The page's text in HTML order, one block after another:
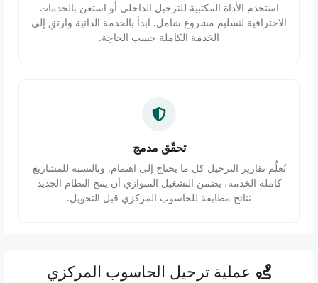
استخدم الأداة المكتبية للترحيل الداخلي أو استعن بالخدمات
الاحترافية لتسليم مشروع شامل. ابدأ بالخدمة الذاتية وارتقِ إلى
الخدمة الكاملة حسب الحاجة.
تحقّق مدمج
تُعلِّم تقارير الترحيل كل ما يحتاج إلى اهتمام. وبالنسبة للمشاريع
كاملة الخدمة، يضمن التشغيل المتوازي أن ينتج النظام الجديد
نتائج مطابقة للحاسوب المركزي قبل التحويل.
عملية ترحيل الحاسوب المركزي